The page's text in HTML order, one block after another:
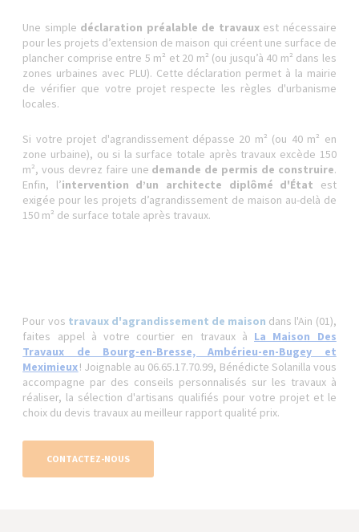
Une simple déclaration préalable de travauxest nécessaire
pour les projets d’extension de maison qui créent une surface de
plancher comprise entre 5 m² et 20 m² (ou jusqu’à 40 m² dans les
zones urbaines avec PLU). Cette déclaration permet à la mairie
de vérifier que votre projet respecte les règles d'urbanisme
locales.
Si votre projet d'agrandissement dépasse 20 m² (ou 40 m² en
zone urbaine), ou si la surface totale après travaux excède 150
m², vous devrez faire une demande de permis de construire.
Enfin, l’intervention d’un architecte diplômé d'État est
exigée pour les projets d’agrandissement de maison au-delà de
150 m² de surface totale après travaux.
Pour vos travaux d'agrandissement de maison dans l'Ain (01),
faites appel à votre courtier en travaux à La Maison Des
Travaux de Bourg-en-Bresse, Ambérieu-en-Bugey et
Meximieux! Joignable au 06.65.17.70.99, Bénédicte Solanilla vous
accompagne par des conseils personnalisés sur les travaux à
réaliser, la sélection d'artisans qualifiés pour votre projet et le
choix du devis travaux au meilleur rapport qualité prix.
CONTACTEZ-NOUS